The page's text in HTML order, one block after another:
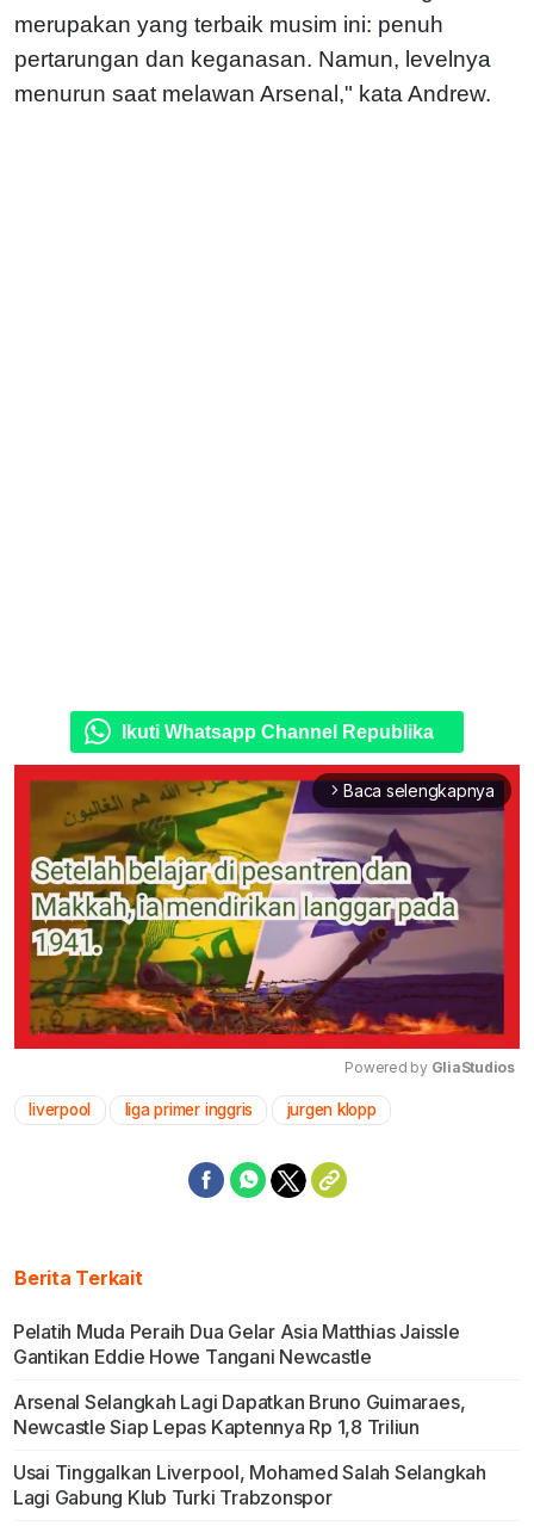
merupakan yang terbaik musim ini: penuh
pertarungan dan keganasan. Namun, levelnya
menurun saat melawan Arsenal," kata Andrew.
Ikuti Whatsapp Channel Republika
arrow_forward_ios Baca selengkapnya
Powered by GliaStudios
liverpool liga primer inggris jurgen klopp
Berita Terkait
Pelatih Muda Peraih Dua Gelar Asia Matthias Jaissle
Gantikan Eddie Howe Tangani Newcastle
Arsenal Selangkah Lagi Dapatkan Bruno Guimaraes,
Newcastle Siap Lepas Kaptennya Rp 1,8 Triliun
Usai Tinggalkan Liverpool, Mohamed Salah Selangkah
Lagi Gabung Klub Turki Trabzonspor